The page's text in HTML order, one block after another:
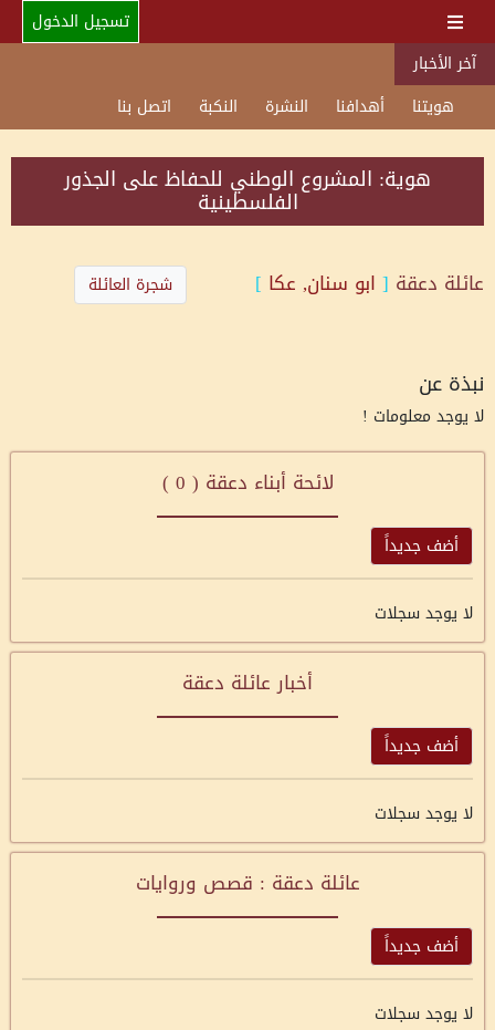
تسجيل الدخول
آخر الأخبار
هويتنا
أهدافنا النشرة النكبة اتصل بنا
هوية: المشروع الوطني للحفاظ على الجذور
الفلسطينية
عائلة دعقة [ ابو سنان, عكا ] شجرة العائلة
نبذة عن
لا يوجد معلومات !
لائحة أبناء دعقة ( 0
)
أضف جديداً
لا يوجد سجلات
أخبار عائلة دعقة
أضف جديداً
لا يوجد سجلات
عائلة دعقة : قصص وروايات
أضف جديداً
لا يوجد سجلات